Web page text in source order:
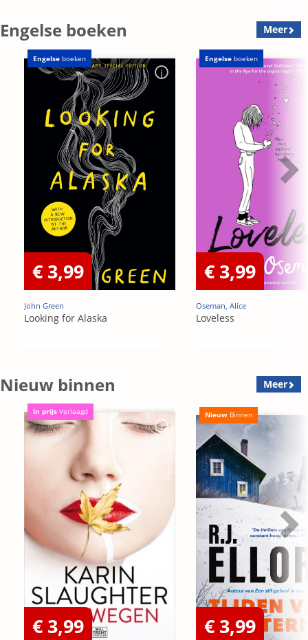
Engelse boeken Meer
Engelse boeken
€ 3,99
John Green
Looking for Alaska
Engelse boeken
€ 3,99
Oseman, Alice
Loveless
Nieuw binnen Meer
In prijs Verlaagd
€ 3,99
Nieuw Binnen
€ 3,99